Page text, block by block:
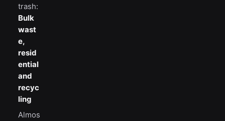
trash:
Bulk
wast
e,
resid
ential
and
recyc
ling
Almos